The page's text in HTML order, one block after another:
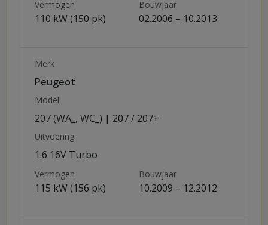
Vermogen
110 kW (150 pk)
Bouwjaar
02.2006 – 10.2013
Merk
Peugeot
Model
207 (WA_, WC_) | 207 / 207+
Uitvoering
1.6 16V Turbo
Vermogen
115 kW (156 pk)
Bouwjaar
10.2009 – 12.2012